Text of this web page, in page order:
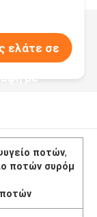
ελάτε σε
με
ποτών,
ποτών συρόμ
ποτών